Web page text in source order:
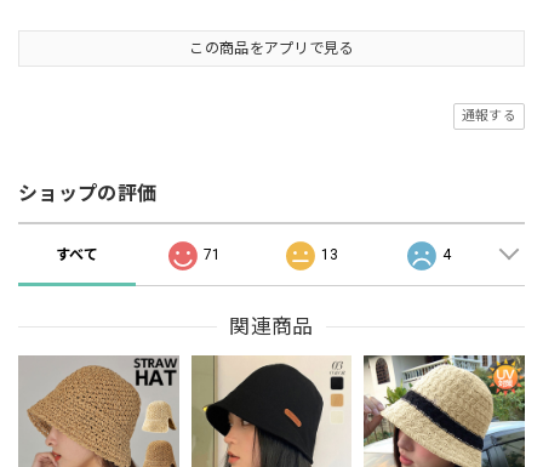
この商品をアプリで見る
通報する
ショップの評価
すべて 71 13 4
関連商品